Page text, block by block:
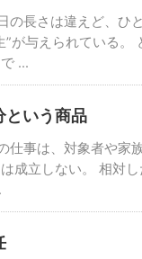
の長さは違えど、ひ
”が与えられている。
...
という商品
仕事は、対象者や家
成立しない。 相対